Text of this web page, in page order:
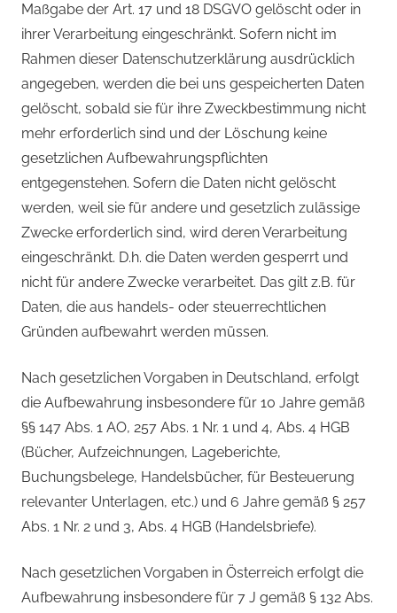
Maßgabe der Art. 17 und 18 DSGVO gelöscht oder in
ihrer Verarbeitung eingeschränkt. Sofern nicht im
Rahmen dieser Datenschutzerklärung ausdrücklich
angegeben, werden die bei uns gespeicherten Daten
gelöscht, sobald sie für ihre Zweckbestimmung nicht
mehr erforderlich sind und der Löschung keine
gesetzlichen Aufbewahrungspflichten
entgegenstehen. Sofern die Daten nicht gelöscht
werden, weil sie für andere und gesetzlich zulässige
Zwecke erforderlich sind, wird deren Verarbeitung
eingeschränkt. D.h. die Daten werden gesperrt und
nicht für andere Zwecke verarbeitet. Das gilt z.B. für
Daten, die aus handels- oder steuerrechtlichen
Gründen aufbewahrt werden müssen.
Nach gesetzlichen Vorgaben in Deutschland, erfolgt
die Aufbewahrung insbesondere für 10 Jahre gemäß
§§ 147 Abs. 1 AO, 257 Abs. 1 Nr. 1 und 4, Abs. 4 HGB
(Bücher, Aufzeichnungen, Lageberichte,
Buchungsbelege, Handelsbücher, für Besteuerung
relevanter Unterlagen, etc.) und 6 Jahre gemäß § 257
Abs. 1 Nr. 2 und 3, Abs. 4 HGB (Handelsbriefe).
Nach gesetzlichen Vorgaben in Österreich erfolgt die
Aufbewahrung insbesondere für 7 J gemäß § 132 Abs.